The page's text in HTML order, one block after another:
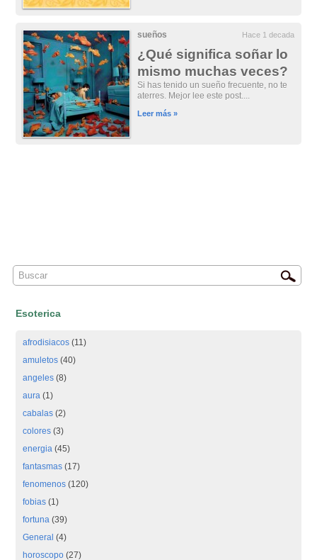
sueños Hace 1 decada
¿Qué significa soñar lo
mismo muchas veces?
Si has tenido un sueño frecuente, no te
aterres. Mejor lee este post....
Leer más »
Esoterica
afrodisiacos (11)
amuletos (40)
angeles (8)
aura (1)
cabalas (2)
colores (3)
energia (45)
fantasmas (17)
fenomenos (120)
fobias (1)
fortuna (39)
General (4)
horoscopo (27)